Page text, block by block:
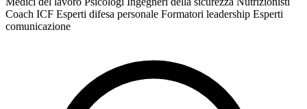
Coach ICF Esperti difesa personale Formatori leadership Esperti
comunicazione